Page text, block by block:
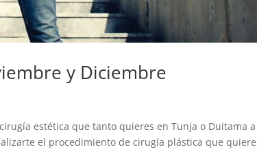
y Diciembre
estética que tanto quieres en Tunja o Duitama
el procedimiento de cirugía plástica que